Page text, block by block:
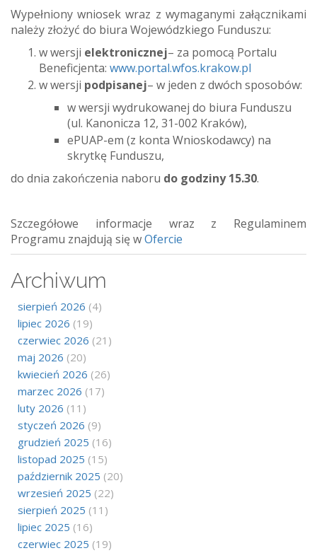
Wypełniony wniosek wraz z wymaganymi załącznikami
należy złożyć do biura Wojewódzkiego Funduszu:
w wersji elektronicznej– za pomocą Portalu
Beneficjenta: www.portal.wfos.krakow.pl
w wersji podpisanej– w jeden z dwóch sposobów:
w wersji wydrukowanej do biura Funduszu
(ul. Kanonicza 12, 31-002 Kraków),
ePUAP-em (z konta Wnioskodawcy) na
skrytkę Funduszu,
do dnia zakończenia naboru do godziny 15.30.
Szczegółowe informacje wraz z Regulaminem
Programu znajdują się wOfercie
Archiwum
sierpień 2026 (4)
lipiec 2026 (19)
czerwiec 2026 (21)
maj 2026 (20)
kwiecień 2026 (26)
marzec 2026 (17)
luty 2026 (11)
styczeń 2026 (9)
grudzień 2025 (16)
listopad 2025 (15)
październik 2025 (20)
wrzesień 2025 (22)
sierpień 2025 (11)
lipiec 2025 (16)
czerwiec 2025 (19)